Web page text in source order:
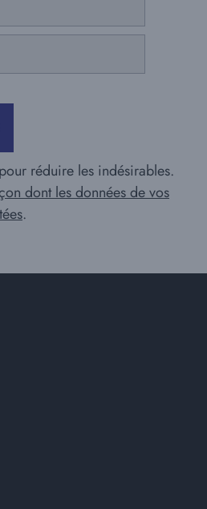
réduire les indésirables.
dont les données de vos
.